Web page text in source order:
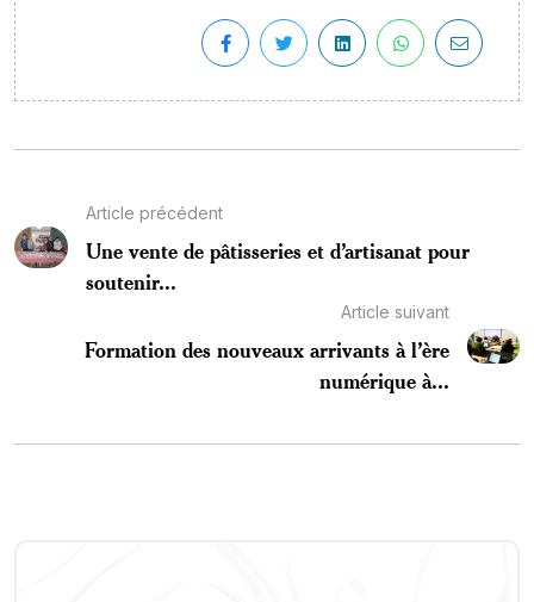
Article précédent
Une vente de pâtisseries et d’artisanat pour
soutenir...
Article suivant
Formation des nouveaux arrivants à l’ère
numérique à...